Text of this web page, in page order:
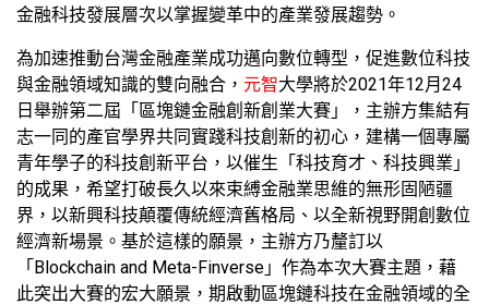
金融科技發展層次以掌握變革中的產業發展趨勢。
為加速推動台灣金融產業成功邁向數位轉型，促進數位科技
與金融領域知識的雙向融合， 元智大學將於2021年12月24
日舉辦第二屆「區塊鏈金融創新創業大賽」，主辦方集結有
志一同的產官學界共同實踐科技創新的初心，建構一個專屬
青年學子的科技創新平台，以催生「科技育才、科技興業」
的成果，希望打破長久以來束縛金融業思維的無形固陋疆
界，以新興科技顛覆傳統經濟舊格局、以全新視野開創數位
經濟新場景。基於這樣的願景，主辦方乃釐訂以
「Blockchain and Meta-Finverse」作為本次大賽主題，藉
此突出大賽的宏大願景，期啟動區塊鏈科技在金融領域的全